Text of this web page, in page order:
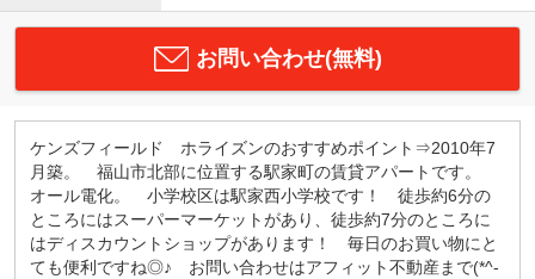
お問い合わせ(無料)
ケンズフィールド ホライズンのおすすめポイント⇒2010年7
月築。 福山市北部に位置する駅家町の賃貸アパートです。
オール電化。 小学校区は駅家西小学校です！ 徒歩約6分の
ところにはスーパーマーケットがあり、徒歩約7分のところに
はディスカウントショップがあります！ 毎日のお買い物にと
ても便利ですね◎♪ お問い合わせはアフィット不動産まで(*^-